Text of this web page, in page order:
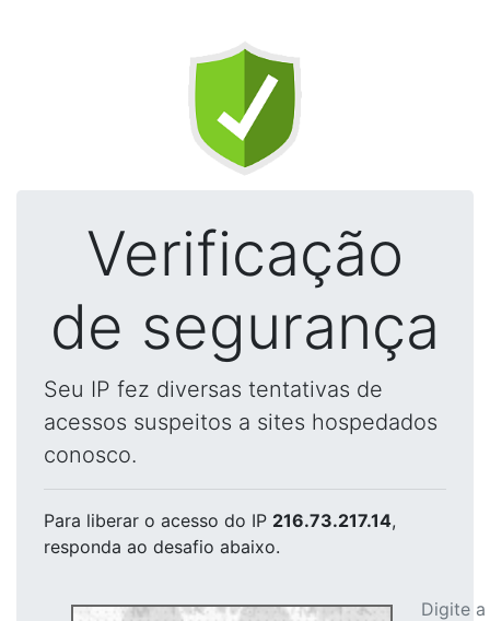
Verificação
de segurança
Seu IP fez diversas tentativas de
acessos suspeitos a sites hospedados
conosco.
Para liberar o acesso do IP 216.73.217.14,
responda ao desafio abaixo.
Digite